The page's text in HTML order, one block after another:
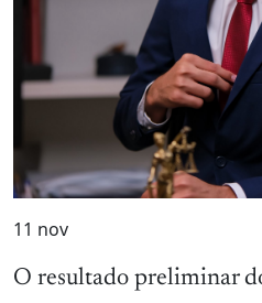
11 nov
O resultado preliminar